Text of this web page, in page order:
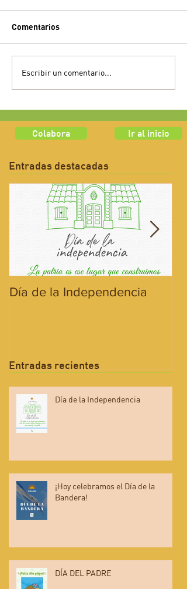
Comentarios
Escribir un comentario...
Colabora Ir al inicio
Entradas destacadas
Entradas recientes
Día de la Independencia
Día de la Independencia
¡Hoy celebramos el Día de la
Bandera!
DÍA DEL PADRE